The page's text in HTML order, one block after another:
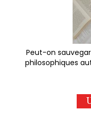
Peut-on
philosophiques